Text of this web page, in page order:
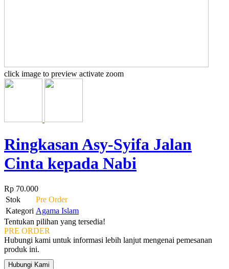
click image to preview activate zoom
Ringkasan Asy-Syifa Jalan
Cinta kepada Nabi
Rp 70.000
Stok
Pre Order
Kategori Agama Islam
Tentukan pilihan yang tersedia!
PRE ORDER
Hubungi kami untuk informasi lebih lanjut mengenai pemesanan
produk ini.
Hubungi Kami